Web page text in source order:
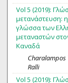
Vol 5 (2019):
μετανάστευση: η
γλώσσα των
μεταναστών
Καναδά
Charalampos
Ralli
Vol 5 (2019):